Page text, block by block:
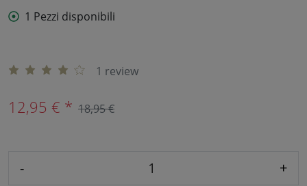
1 Pezzi disponibili
1 review
12,95 € * 18,95 €
- +